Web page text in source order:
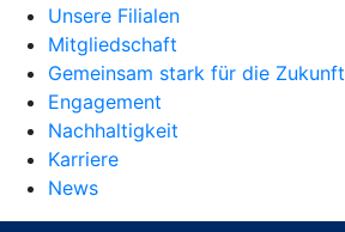
Unsere Filialen
Mitgliedschaft
Gemeinsam stark für die Zukunft
Engagement
Nachhaltigkeit
Karriere
News